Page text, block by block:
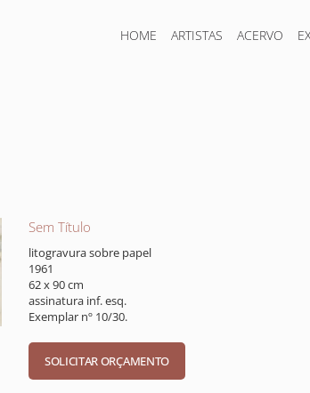
HOME ARTISTAS ACERVO
Sem Título
litogravura sobre papel
1961
62 x 90 cm
assinatura inf. esq.
Exemplar nº 10/30.